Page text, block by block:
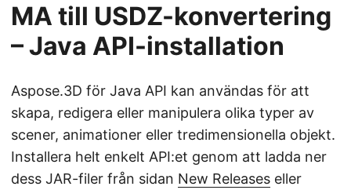
MA till USDZ-konvertering
– Java API-installation
Aspose.3D för Java API kan användas för att
skapa, redigera eller manipulera olika typer av
scener, animationer eller tredimensionella objekt.
Installera helt enkelt API:et genom att ladda ner
dess JAR-filer från sidan New Releases eller